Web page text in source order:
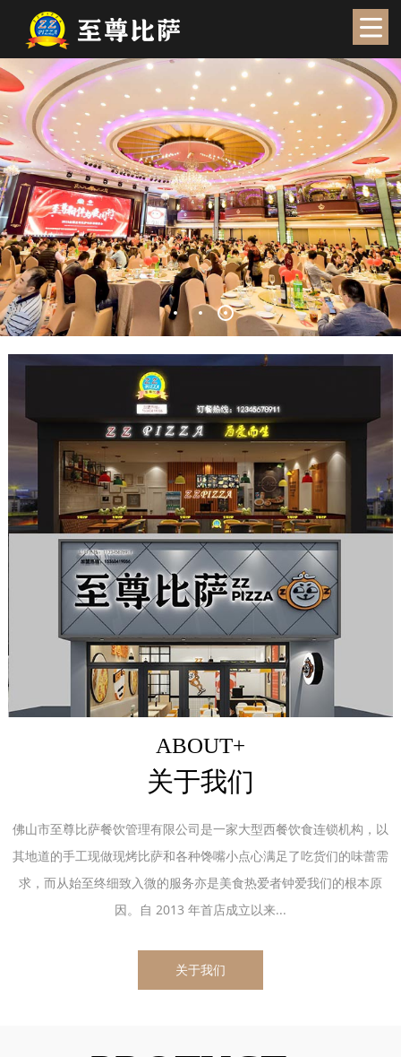
ABOUT+
关于我们
佛山市至尊比萨餐饮管理有限公司是一家大型西餐饮食连锁机构，以
其地道的手工现做现烤比萨和各种馋嘴小点心满足了吃货们的味蕾需
求，而从始至终细致入微的服务亦是美食热爱者钟爱我们的根本原
因。自 2013 年首店成立以来...
关于我们